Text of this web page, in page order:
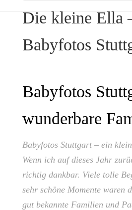
Die kleine Ella
Babyfotos
Babyfotos
wunderbare
Babyfotos Stuttgart – ein
Wenn ich auf dieses Jahr
richtig dankbar. Viele tolle
sehr schöne Momente waren
gut bekannte Familien und